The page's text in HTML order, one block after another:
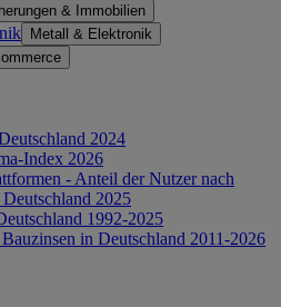
& Immobilien
Metall & Elektronik
2024
Index 2026
- Anteil der Nutzer nach
2025
1992-2025
in Deutschland 2011-2026